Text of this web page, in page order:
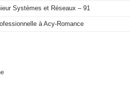
Systèmes et Réseaux – 91
à Acy-Romance